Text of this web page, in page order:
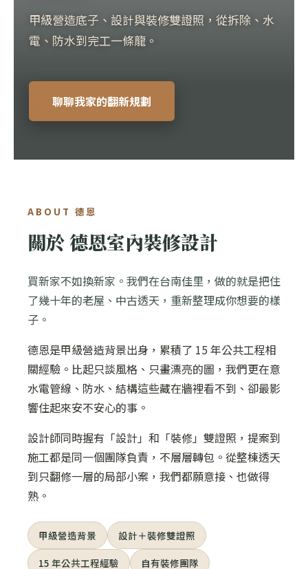
甲級營造底子、設計與裝修雙證照，從拆除、水
電、防水到完工一條龍。
聊聊我家的翻新規劃
ABOUT 德恩
關於 德恩室內裝修設計
買新家不如換新家。我們在台南佳里，做的就是把住
了幾十年的老屋、中古透天，重新整理成你想要的樣
子。
德恩是甲級營造背景出身，累積了 15 年公共工程相
關經驗。比起只談風格、只畫漂亮的圖，我們更在意
水電管線、防水、結構這些藏在牆裡看不到、卻最影
響住起來安不安心的事。
設計師同時握有「設計」和「裝修」雙證照，提案到
施工都是同一個團隊負責，不層層轉包。從整棟透天
到只翻修一層的局部小案，我們都願意接、也做得
熟。
甲級營造背景
設計＋裝修雙證照
15 年公共工程經驗
自有裝修團隊